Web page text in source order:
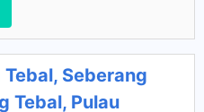
Seberang
Tebal, Pulau